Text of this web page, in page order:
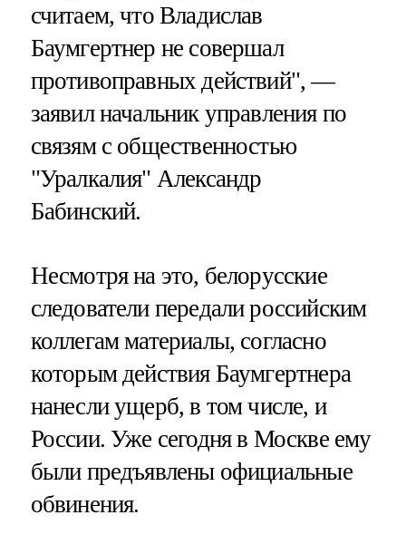
считаем, что Владислав
Баумгертнер не совершал
противоправных действий", —
заявил начальник управления по
связям с общественностью
"Уралкалия" Александр
Бабинский.
Несмотря на это, белорусские
следователи передали российским
коллегам материалы, согласно
которым действия Баумгертнера
нанесли ущерб, в том числе, и
России. Уже сегодня в Москве ему
были предъявлены официальные
обвинения.